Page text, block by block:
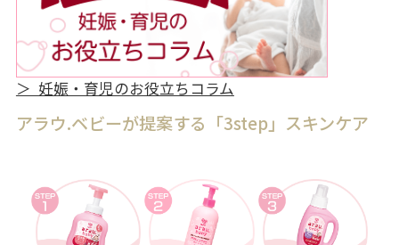
＞ 妊娠・育児のお役立ちコラム
アラウ.ベビーが提案する「3step」スキンケア